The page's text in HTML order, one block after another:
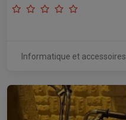
Informatique et accessoires